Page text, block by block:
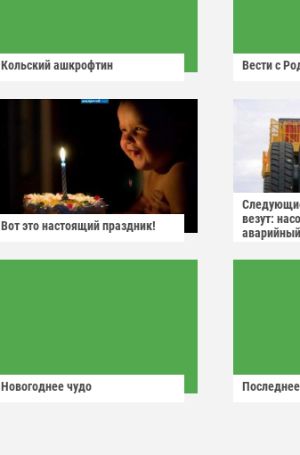
Кольский ашкрофтин Вести с
Вот это настоящий праздник!
везут:
Новогоднее чудо